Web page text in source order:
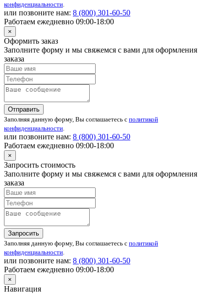
конфиденциальности.
или позвоните нам: 8 (800) 301-60-50
Работаем ежедневно 09:00-18:00
×
Оформить заказ
Заполните форму и мы свяжемся с вами для оформления
заказа
Отправить
Заполняя данную форму, Вы соглашаетесь с политикой
конфиденциальности.
или позвоните нам: 8 (800) 301-60-50
Работаем ежедневно 09:00-18:00
×
Запросить стоимость
Заполните форму и мы свяжемся с вами для оформления
заказа
Запросить
Заполняя данную форму, Вы соглашаетесь с политикой
конфиденциальности.
или позвоните нам: 8 (800) 301-60-50
Работаем ежедневно 09:00-18:00
×
Навигация